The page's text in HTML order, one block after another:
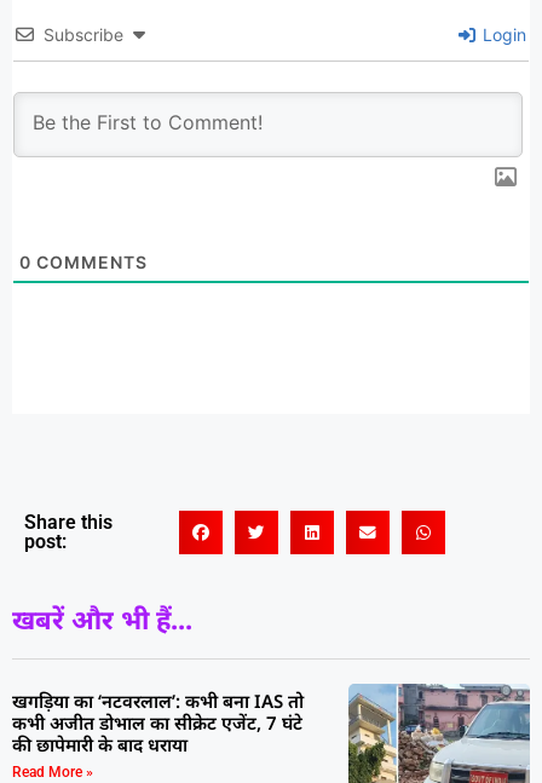
Subscribe Login
0 COMMENTS
Share this
post:
खबरें और भी हैं...
खगड़िया का ‘नटवरलाल’: कभी बना IAS तो
कभी अजीत डोभाल का सीक्रेट एजेंट, 7 घंटे
की छापेमारी के बाद धराया
Read More »